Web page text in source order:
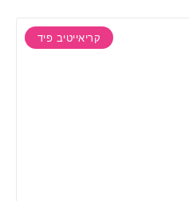
קריאייטיב פיד